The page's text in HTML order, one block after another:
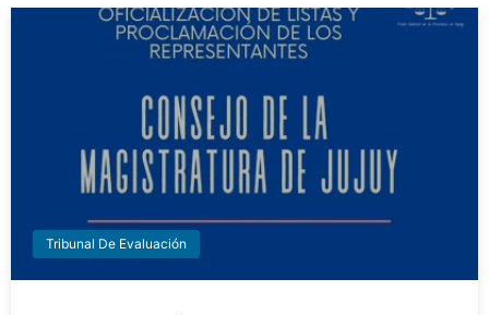
Tribunal De Evaluación